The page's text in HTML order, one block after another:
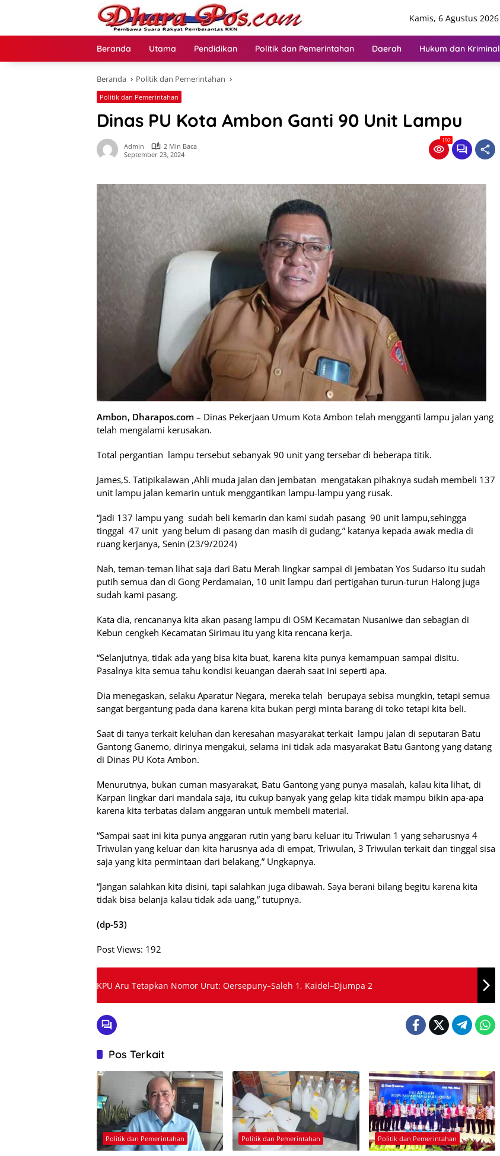
Kamis, 6 Agustus 2026
Beranda Utama Pendidikan Politik dan Pemerintahan Daerah Hukum dan Kriminal
Beranda Politik dan Pemerintahan
Politik dan Pemerintahan
Dinas PU Kota Ambon Ganti 90 Unit Lampu
Admin
2 Min Baca
September 23, 2024
192
Ambon, Dharapos.com – Dinas Pekerjaan Umum Kota Ambon telah mengganti lampu jalan yang
telah mengalami kerusakan.
Total pergantian lampu tersebut sebanyak 90 unit yang tersebar di beberapa titik.
James,S. Tatipikalawan ,Ahli muda jalan dan jembatan mengatakan pihaknya sudah membeli 137
unit lampu jalan kemarin untuk menggantikan lampu-lampu yang rusak.
“Jadi 137 lampu yang sudah beli kemarin dan kami sudah pasang 90 unit lampu,sehingga
tinggal 47 unit yang belum di pasang dan masih di gudang,” katanya kepada awak media di
ruang kerjanya, Senin (23/9/2024)
Nah, teman-teman lihat saja dari Batu Merah lingkar sampai di jembatan Yos Sudarso itu sudah
putih semua dan di Gong Perdamaian, 10 unit lampu dari pertigahan turun-turun Halong juga
sudah kami pasang.
Kata dia, rencananya kita akan pasang lampu di OSM Kecamatan Nusaniwe dan sebagian di
Kebun cengkeh Kecamatan Sirimau itu yang kita rencana kerja.
“Selanjutnya, tidak ada yang bisa kita buat, karena kita punya kemampuan sampai disitu.
Pasalnya kita semua tahu kondisi keuangan daerah saat ini seperti apa.
Dia menegaskan, selaku Aparatur Negara, mereka telah berupaya sebisa mungkin, tetapi semua
sangat bergantung pada dana karena kita bukan pergi minta barang di toko tetapi kita beli.
Saat di tanya terkait keluhan dan keresahan masyarakat terkait lampu jalan di seputaran Batu
Gantong Ganemo, dirinya mengakui, selama ini tidak ada masyarakat Batu Gantong yang datang
di Dinas PU Kota Ambon.
Menurutnya, bukan cuman masyarakat, Batu Gantong yang punya masalah, kalau kita lihat, di
Karpan lingkar dari mandala saja, itu cukup banyak yang gelap kita tidak mampu bikin apa-apa
karena kita terbatas dalam anggaran untuk membeli material.
“Sampai saat ini kita punya anggaran rutin yang baru keluar itu Triwulan 1 yang seharusnya 4
Triwulan yang keluar dan kita harusnya ada di empat, Triwulan, 3 Triwulan terkait dan tinggal sisa
saja yang kita permintaan dari belakang,” Ungkapnya.
“Jangan salahkan kita disini, tapi salahkan juga dibawah. Saya berani bilang begitu karena kita
tidak bisa belanja kalau tidak ada uang,” tutupnya.
(dp-53)
Post Views: 192
KPU Aru Tetapkan Nomor Urut: Oersepuny–Saleh 1, Kaidel–Djumpa 2
Pos Terkait
Politik dan Pemerintahan Politik dan Pemerintahan Politik dan Pemerintahan